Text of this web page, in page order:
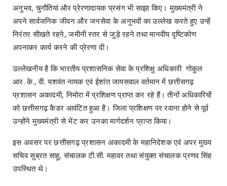
अनुभव, चुनौतियां और प्रेरणादायक प्रसंग भी साझा किए। मुख्यमंत्री ने
अपने सार्वजनिक जीवन और जनसेवा के अनुभवों का उल्लेख करते हुए उन्हें
निरंतर सीखते रहने, जमीनी स्तर से जुड़े रहने तथा मानवीय दृष्टिकोण
अपनाकर कार्य करने की प्रेरणा दी।
उल्लेखनीय है कि भारतीय प्रशासनिक सेवा के प्रशिक्षु अधिकारी गोकुल
आर. के., वी. यशवंत नायक एवं ईशांत जायसवाल वर्तमान में छत्तीसगढ़
प्रशासन अकादमी, निमोरा में प्रशिक्षण प्राप्त कर रहे हैं। तीनों अधिकारियों
को छत्तीसगढ़ कैडर आवंटित हुआ है। जिला प्रशिक्षण पर रवाना होने से पूर्व
उन्होंने मुख्यमंत्री से भेंट कर उनका मार्गदर्शन प्राप्त किया।
इस अवसर पर छत्तीसगढ़ प्रशासन अकादमी के महानिदेशक एवं अपर मुख्य
सचिव सुब्रत साहू, संचालक टी.सी. महावर तथा संयुक्त संचालक प्रणव सिंह
उपस्थित थे।